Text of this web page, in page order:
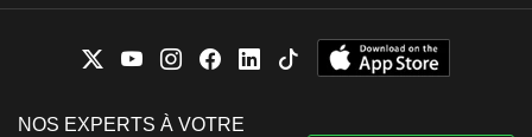
NOS EXPERTS À VOTRE